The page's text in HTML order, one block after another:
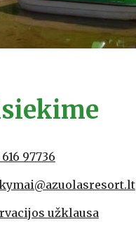
97736
užklausa